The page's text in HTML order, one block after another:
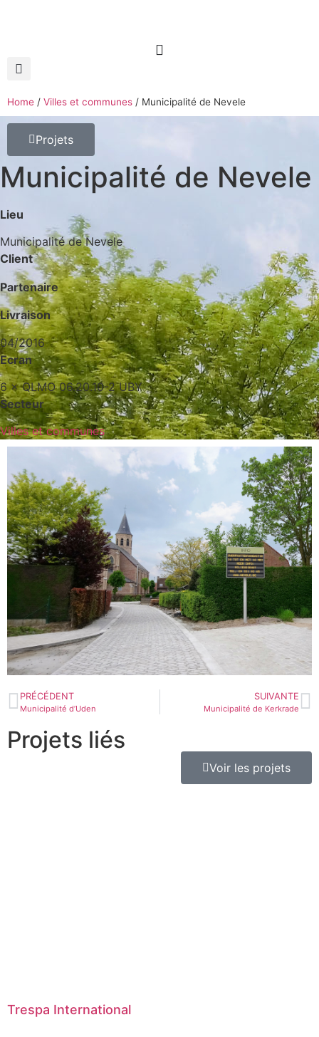
Home / Villes et communes / Municipalité de Nevele
Projets
Municipalité de Nevele
Lieu
Municipalité de Nevele
Client
Partenaire
Livraison
04/2016
Ecran
6 × QLMO 06.20.10-2 UBY
Secteur
Villes et communes
PRÉCÉDENT
Municipalité d’Uden
SUIVANTE
Municipalité de Kerkrade
Projets liés
Voir les projets
Trespa International